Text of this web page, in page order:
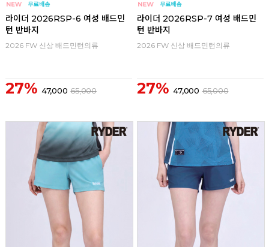
라이더 2026RSP-6 여성 배드민
턴 반바지
2026 FW 신상 배드민턴의류
27% 47,000 65,000
라이더 2026RSP-7 여성 배드민
턴 반바지
2026 FW 신상 배드민턴의류
27% 47,000 65,000